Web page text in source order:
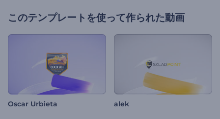
このテンプレートを使って作られた動画
Oscar Urbieta alek